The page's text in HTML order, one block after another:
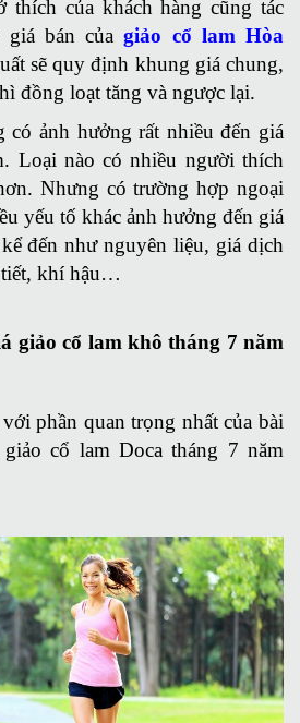
thích của khách hàng cũng tác
giá bán củagiảo cổ lam Hòa
sẽ quy định khung giá chung,
đồng loạt tăng và ngược lại.
có ảnh hưởng rất nhiều đến giá
Loại nào có nhiều người thích
Nhưng có trường hợp ngoại
yếu tố khác ảnh hưởng đến giá
đến như nguyên liệu, giá dịch
khí hậu…
giảo cổ lam khô tháng 7 năm
phần quan trọng nhất của bài
cổ lam Doca tháng 7 năm